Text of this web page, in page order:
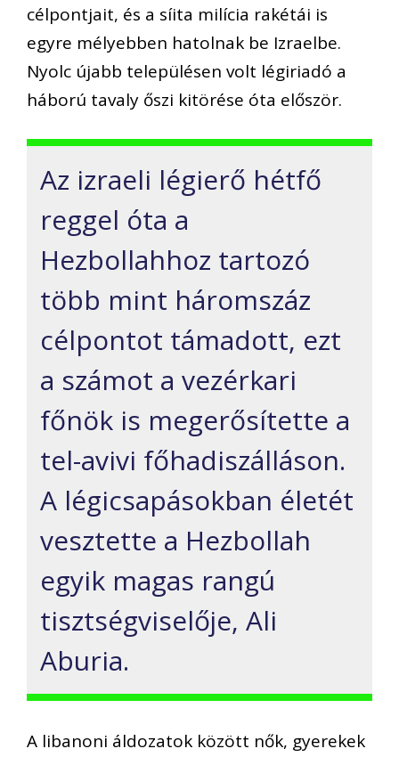
célpontjait, és a síita milícia rakétái is
egyre mélyebben hatolnak be Izraelbe.
Nyolc újabb településen volt légiriadó a
háború tavaly őszi kitörése óta először.
Az izraeli légierő hétfő
reggel óta a
Hezbollahhoz tartozó
több mint háromszáz
célpontot támadott, ezt
a számot a vezérkari
főnök is megerősítette a
tel-avivi főhadiszálláson.
A légicsapásokban életét
vesztette a Hezbollah
egyik magas rangú
tisztségviselője, Ali
Aburia.
A libanoni áldozatok között nők, gyerekek